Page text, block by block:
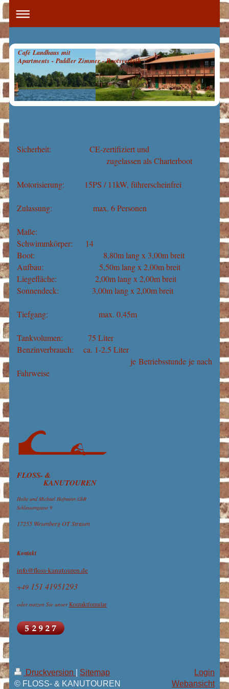
Café Landhaus mit
Apartments - Paddler Zimmer - Bootsverleih
Sicherheit: CE-zertifiziert und
zugelassen als Charterboot
Motorisierung: 15PS / 11kW, führerscheinfrei
Zulassung: max. 6 Personen
Maße:
Schwimmkörper: 14
Boot: 8,80m lang x 3,00m breit
Aufbau: 5,50m lang x 2,00m breit
Liegefläche: 2,00m lang x 2,00m breit
Sonnendeck: 3,00m lang x 2,00m breit
Tiefgang: max. 0,45m
Tankvolumen: 75 Liter
Benzinverbrauch:
ca. 1-2,5 Liter
je Betriebsstunde je nach
Fahrweise
FLOSS- &
KANUTOUREN
Heike und Michael Hofmann GbR
Schleusengasse 9
17255 Wesenberg OT Strasen
Kontakt
info@floss-kanutouren.de
+49 151 41951293
oder nutzen Sie unserKontaktfomular
Druckversion
Sitemap
© FLOSS- & KANUTOUREN
Login
Webansicht